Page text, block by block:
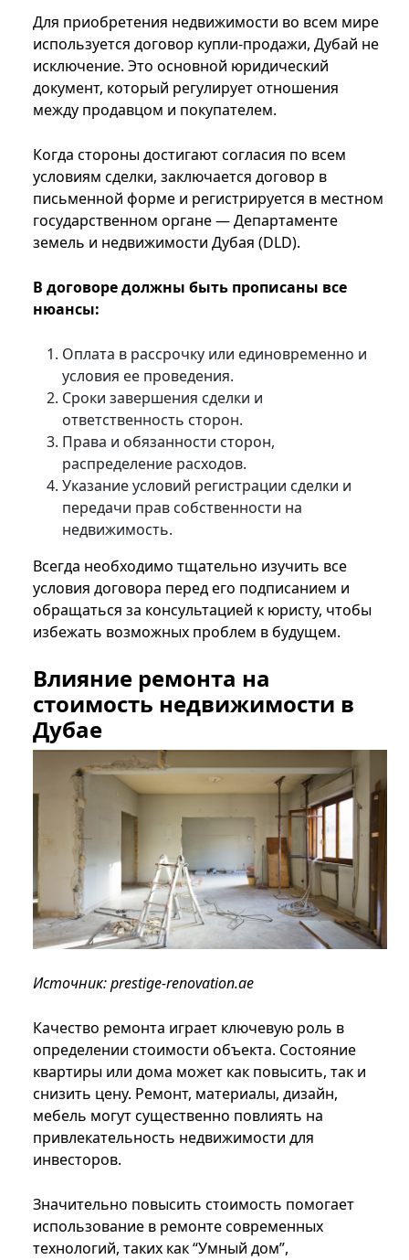
Для приобретения недвижимости во всем мире
используется договор купли-продажи, Дубай не
исключение. Это основной юридический
документ, который регулирует отношения
между продавцом и покупателем.
Когда стороны достигают согласия по всем
условиям сделки, заключается договор в
письменной форме и регистрируется в местном
государственном органе — Департаменте
земель и недвижимости Дубая (DLD).
В договоре должны быть прописаны все
нюансы:
Оплата в рассрочку или единовременно и
условия ее проведения.
Сроки завершения сделки и
ответственность сторон.
Права и обязанности сторон,
распределение расходов.
Указание условий регистрации сделки и
передачи прав собственности на
недвижимость.
Всегда необходимо тщательно изучить все
условия договора перед его подписанием и
обращаться за консультацией к юристу, чтобы
избежать возможных проблем в будущем.
Влияние ремонта на
стоимость недвижимости в
Дубае
Источник: prestige-renovation.ae
Качество ремонта играет ключевую роль в
определении стоимости объекта. Состояние
квартиры или дома может как повысить, так и
снизить цену. Ремонт, материалы, дизайн,
мебель могут существенно повлиять на
привлекательность недвижимости для
инвесторов.
Значительно повысить стоимость помогает
использование в ремонте современных
технологий, таких как “Умный дом”,